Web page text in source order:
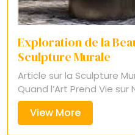
Exploration de la
Sculpture Murale
Article sur la Sculpture
Quand l’Art Prend Vie sur
View MoreView
More